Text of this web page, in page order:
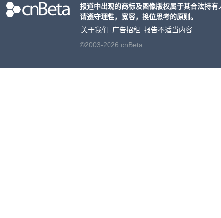
对其
报道中出现的商标及图像版权属于其合法持
请遵守理性，宽容，换位思考的原则。
关于我们
广告招租
报告不适当内容
©2003-2026 cnBeta